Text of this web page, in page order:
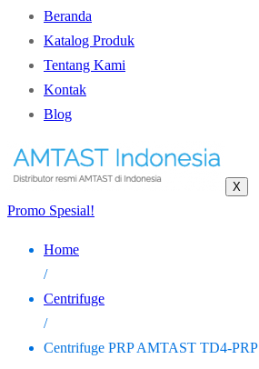
Beranda
Katalog Produk
Tentang Kami
Kontak
Blog
X
Promo Spesial!
Home
/
Centrifuge
/
Centrifuge PRP AMTAST TD4-PRP